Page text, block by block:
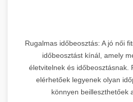
Rugalmas időbeosztás: A jó női
időbeosztást kínál, amely
életvitelnek és időbeosztásnak.
elérhetőek legyenek olyan
könnyen beilleszthetőek